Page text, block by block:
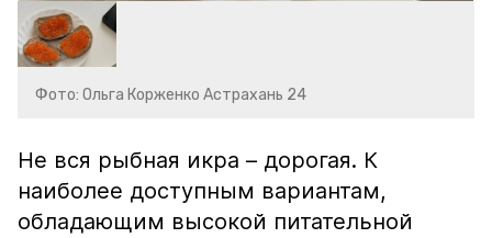
Фото: Ольга Корженко Астрахань 24
Не вся рыбная икра – дорогая. К
наиболее доступным вариантам,
обладающим высокой питательной